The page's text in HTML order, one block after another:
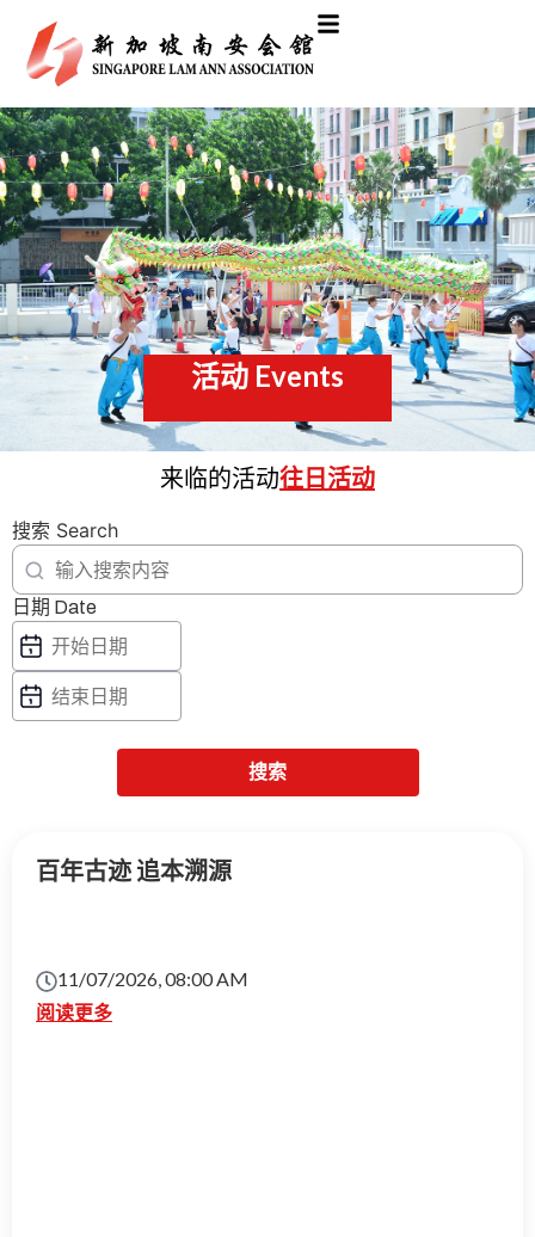
活动 Events​
来临的活动往日活动
搜索 Search
日期 Date
搜索
百年古迹 追本溯源
11/07/2026, 08:00 AM
阅读更多